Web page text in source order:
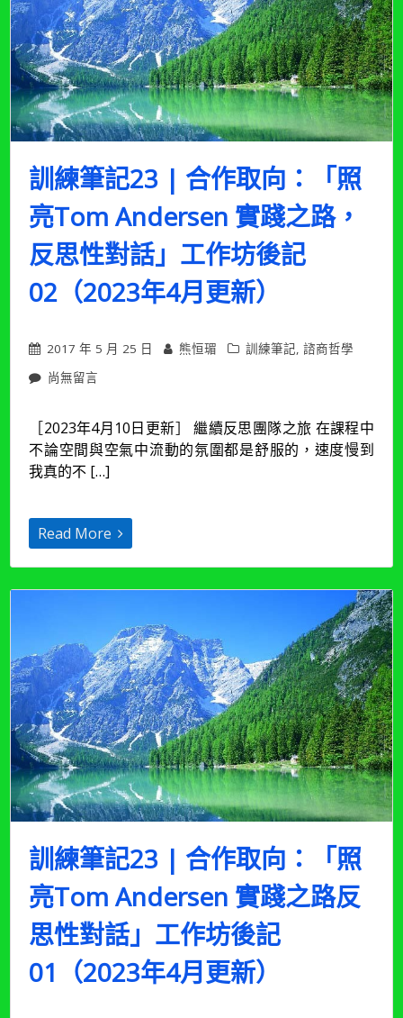
了
嗎？
（2023
年
4
月
更
新）〉
中
訓練筆記23 | 合作取向：「照
亮Tom Andersen 實踐之路，
反思性對話」工作坊後記
02（2023年4月更新）
2017 年 5 月 25 日 熊恒瑂 訓練筆記,諮商哲學
在
筆
記
23
作
取
亮
實
踐
之
路，
反
思
性
對
話」
工
作
坊
後
02（2023
年
4
更
新）〉
尚無留言
［2023年4月10日更新］ 繼續反思團隊之旅 在課程中
不論空間與空氣中流動的氛圍都是舒服的，速度慢到
我真的不 […]
Read More
訓練筆記23 | 合作取向：「照
亮Tom Andersen 實踐之路反
思性對話」工作坊後記
01（2023年4月更新）